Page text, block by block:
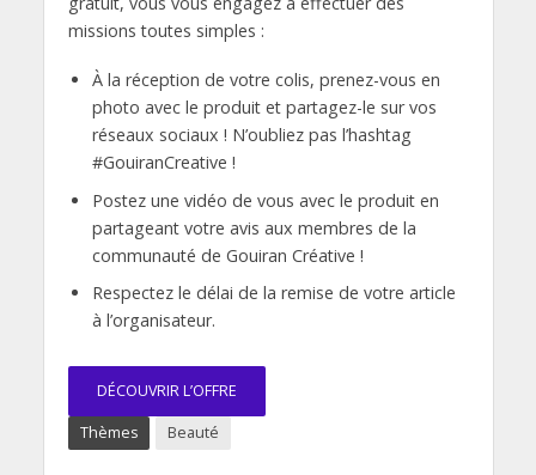
missions toutes simples :
À la réception de votre colis, prenez-vous en
photo avec le produit et partagez-le sur vos
réseaux sociaux ! N’oubliez pas l’hashtag
#GouiranCreative !
Postez une vidéo de vous avec le produit en
partageant votre avis aux membres de la
communauté de Gouiran Créative !
Respectez le délai de la remise de votre article
à l’organisateur.
DÉCOUVRIR L’OFFRE
Thèmes Beauté